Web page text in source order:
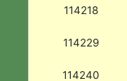
114218
114229
114240